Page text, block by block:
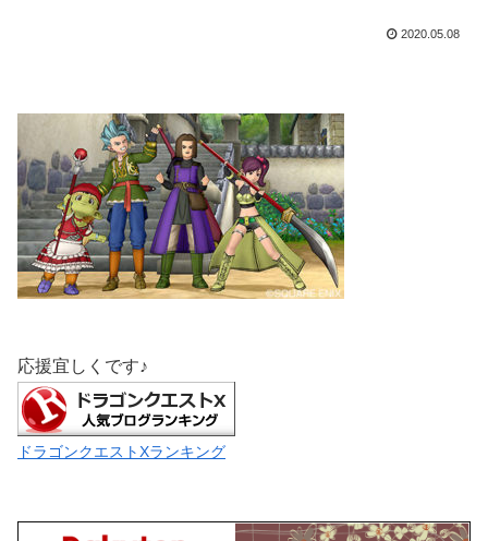
2020.05.08
応援宜しくです♪
ドラゴンクエストXランキング